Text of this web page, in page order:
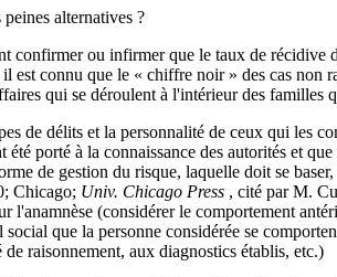
alternatives ?
confirmer ou infirmer que le taux de récidive
est connu que le « chiffre noir » des cas
qui se déroulent à l'intérieur des
de délits et la personnalité de ceux qui les
porté à la connaissance des autorités et
de gestion du risque, laquelle doit se
Chicago; Univ. Chicago Press , cité par M.
(considérer le comportement
que la personne considérée se
raisonnement, aux diagnostics établis, etc.)